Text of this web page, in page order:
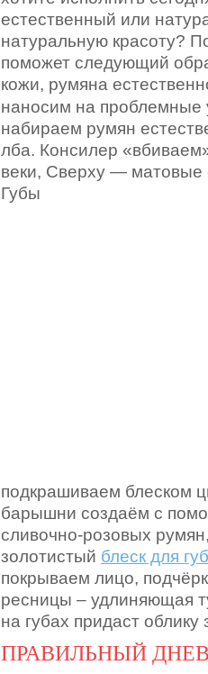
естественный или
натуральную красоту?
поможет следующий
кожи, румяна
наносим на проблемные
набираем румян
лба. Консилер
веки, Сверху — матовые
Губы
подкрашиваем блеском
барышни создаём с
сливочно-розовых
золотистый блеск для
покрываем лицо,
ресницы – удлиняющая
на губах придаст
ПРАВИЛЬНЫЙ